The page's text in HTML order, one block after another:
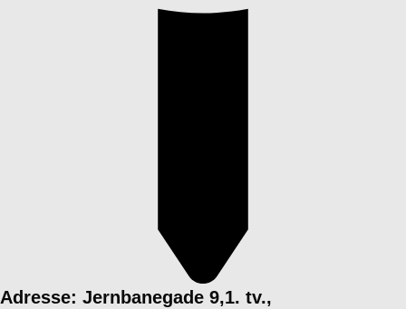
Adresse: Jernbanegade 9,1. tv.,